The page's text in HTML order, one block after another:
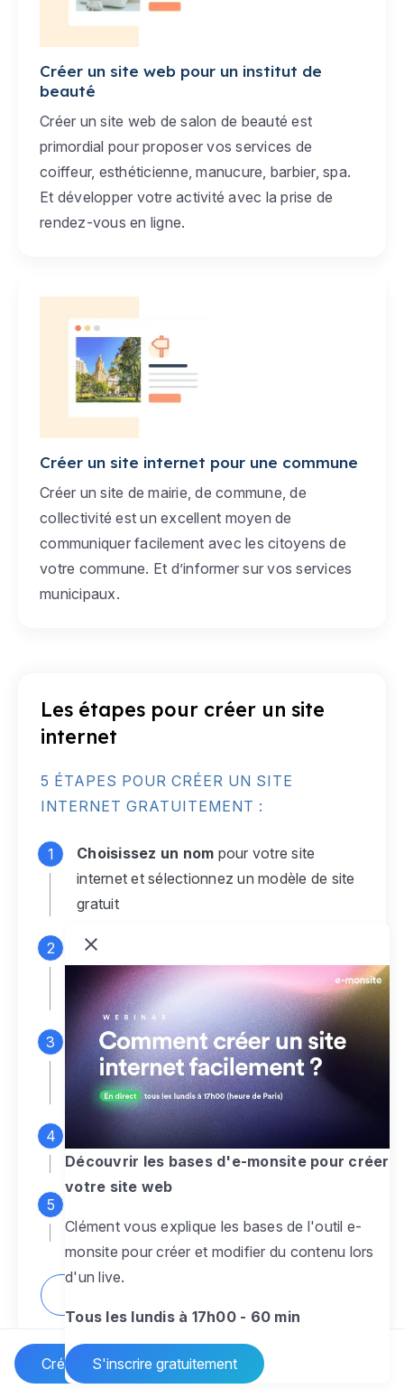
Créer un site Internet
Créer un site web pour un institut de
beauté
Créer un site web de salon de beauté est
primordial pour proposer vos services de
coiffeur, esthéticienne, manucure, barbier, spa.
Et développer votre activité avec la prise de
rendez-vous en ligne.
Créer un site internet pour une commune
Créer un site de mairie, de commune, de
collectivité est un excellent moyen de
communiquer facilement avec les citoyens de
votre commune. Et d’informer sur vos services
municipaux.
Les étapes pour créer un site
internet
5 ÉTAPES POUR CRÉER UN SITE
INTERNET GRATUITEMENT :
Choisissez un nom pour votre site
internet et sélectionnez un modèle de site
gratuit
Connectez-vous
monsite gratuit pour accéder à votre
espace d'administration
Personnalisez entièrement le
designpour créer un site web sur-mesure,
à votre image
Ajoutez des pagessans limite pour
présenter votre activité, votre passion
pour rendre votre site dynamique
Découvrir les bases d'e-monsite pour créer
votre site web
Clément vous explique les bases de l'outil e-
monsite pour créer et modifier du contenu lors
d'un live.
Tous les lundis à 17h00 - 60 min
S'inscrire gratuitement